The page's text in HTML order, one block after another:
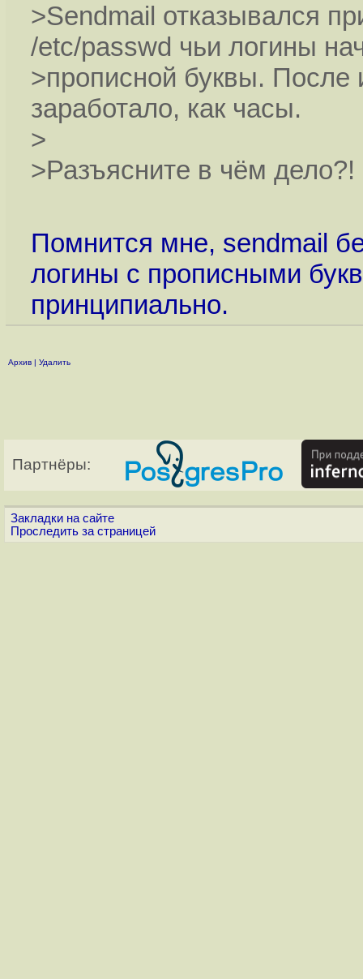
>Sendmail отказывался
/etc/passwd чьи логины
>прописной буквы. После
заработало, как часы.
>
>Разъясните в чём дело?!
Помнится мне, sendmail
логины с прописными
принципиально.
Архив | Удалить
Партнёры:
Закладки на сайте
Проследить за страницей